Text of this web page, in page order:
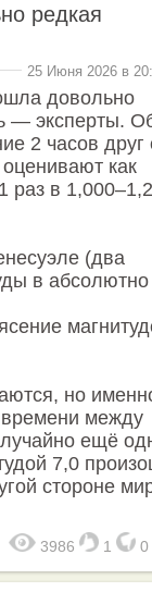
редкая
25 Июня 2026 в
довольно
— эксперты.
2 часов друг
как
раз в
(два
в абсолютно
но
времени между
ещё
7,0
стороне
3986 1 0